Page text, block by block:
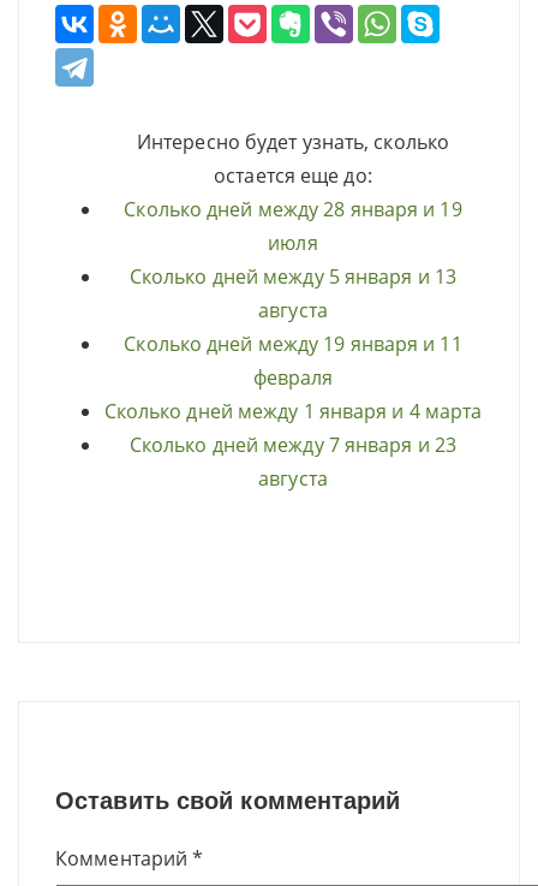
Интересно будет узнать, сколько
остается еще до:
Сколько дней между 28 января и 19
июля
Сколько дней между 5 января и 13
августа
Сколько дней между 19 января и 11
февраля
Сколько дней между 1 января и 4 марта
Сколько дней между 7 января и 23
августа
Оставить свой комментарий
Комментарий *